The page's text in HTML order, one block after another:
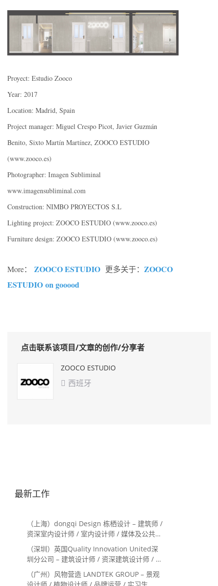
Proyect: Estudio Zooco
Year: 2017
Location: Madrid, Spain
Project manager: Miguel Crespo Picot, Javier Guzmán
Benito, Sixto Martín Martínez, ZOOCO ESTUDIO
(www.zooco.es)
Photographer: Imagen Subliminal
www.imagensubliminal.com
Construction: NIMBO PROYECTOS S.L
Lighting project: ZOOCO ESTUDIO (www.zooco.es)
Furniture design: ZOOCO ESTUDIO (www.zooco.es)
More： ZOOCO ESTUDIO 更多关于： ZOOCO
ESTUDIO on gooood
点击联系该项目/文章的创作/分享者
ZOOCO ESTUDIO
 西班牙
最新工作
（上海）dongqi Design 栋栖设计 – 建筑师 /
资深室内设计师 / 室内设计师 / 媒体及公共关
系主管 / 设计实习生（常年招聘）
（深圳）英国Quality Innovation United深
圳分公司 – 建筑设计师 / 资深建筑设计师 / 室
内设计师 / 设计实习生
（广州）风物营造 LANDTEK GROUP – 景观